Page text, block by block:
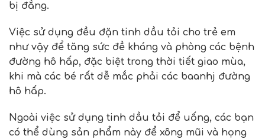
bị đắng.
Việc sử dụng đều đặn tinh dầu tỏi cho trẻ em
như vậy để tăng sức đề kháng và phòng các bệnh
đường hô hấp, đặc biệt trong thời tiết giao mùa,
khi mà các bé rất dễ mắc phải các baanhj đường
hô hấp.
Ngoài việc sử dụng tinh dầu tỏi để uống, các bạn
có thể dùng sản phẩm này để xông mũi và họng